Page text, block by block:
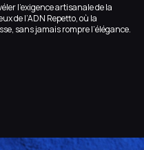
l’exigence artisanale de la
de l’ADN Repetto, où la
sans jamais rompre l’élégance.